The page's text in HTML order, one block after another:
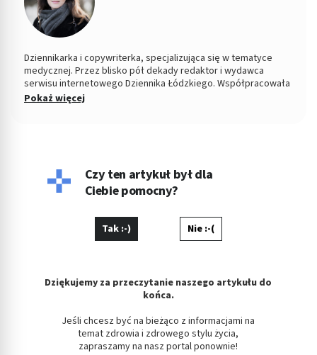
Dziennikarka i copywriterka, specjalizująca się w tematyce
medycznej. Przez blisko pół dekady redaktor i wydawca
serwisu internetowego Dziennika Łódzkiego. Współpracowała
z łódzkim ośrodkiem TVP. Absolwentka Filozofii oraz
Pokaż więcej
Czy ten artykuł był dla
Ciebie pomocny?
Tak :-) Nie :-(
Dziękujemy za przeczytanie naszego artykułu do
końca.
Jeśli chcesz być na bieżąco z informacjami na
temat zdrowia i zdrowego stylu życia,
zapraszamy na nasz portal ponownie!